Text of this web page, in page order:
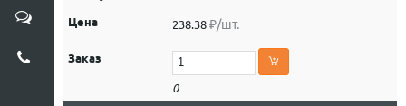
238.38 ₽/шт.
0